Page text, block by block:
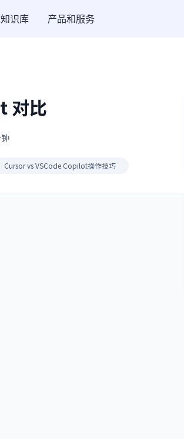
识库 产品和服务
对比
Cursor vs VSCode Copilot操作技巧